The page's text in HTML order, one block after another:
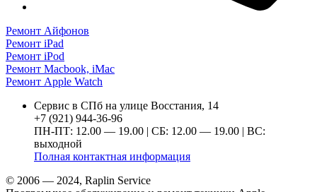
Ремонт Айфонов
Ремонт iPad
Ремонт iPod
Ремонт Macbook, iMac
Ремонт Apple Watch
Сервис в СПб на улице Восстания, 14
+7 (921) 944-36-96
ПН-ПТ: 12.00 — 19.00 | СБ: 12.00 — 19.00 | ВС:
выходной
Полная контактная информация
© 2006 — 2024, Raplin Service